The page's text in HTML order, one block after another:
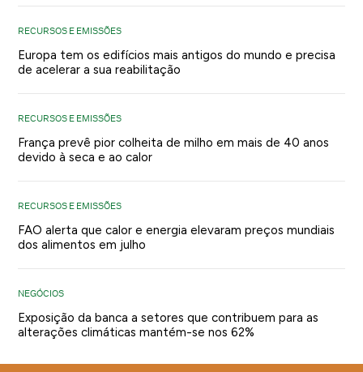
RECURSOS E EMISSÕES
Europa tem os edifícios mais antigos do mundo e precisa
de acelerar a sua reabilitação
RECURSOS E EMISSÕES
França prevê pior colheita de milho em mais de 40 anos
devido à seca e ao calor
RECURSOS E EMISSÕES
FAO alerta que calor e energia elevaram preços mundiais
dos alimentos em julho
NEGÓCIOS
Exposição da banca a setores que contribuem para as
alterações climáticas mantém-se nos 62%